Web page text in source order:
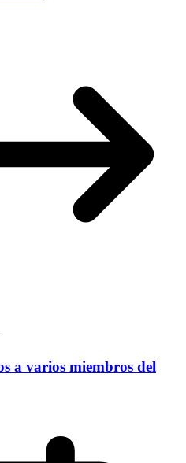
a varios miembros del